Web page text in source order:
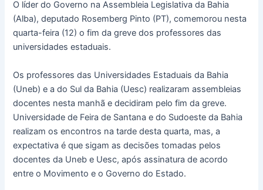
O líder do Governo na Assembleia Legislativa da Bahia
(Alba), deputado Rosemberg Pinto (PT), comemorou nesta
quarta-feira (12) o fim da greve dos professores das
universidades estaduais.
Os professores das Universidades Estaduais da Bahia
(Uneb) e a do Sul da Bahia (Uesc) realizaram assembleias
docentes nesta manhã e decidiram pelo fim da greve.
Universidade de Feira de Santana e do Sudoeste da Bahia
realizam os encontros na tarde desta quarta, mas, a
expectativa é que sigam as decisões tomadas pelos
docentes da Uneb e Uesc, após assinatura de acordo
entre o Movimento e o Governo do Estado.